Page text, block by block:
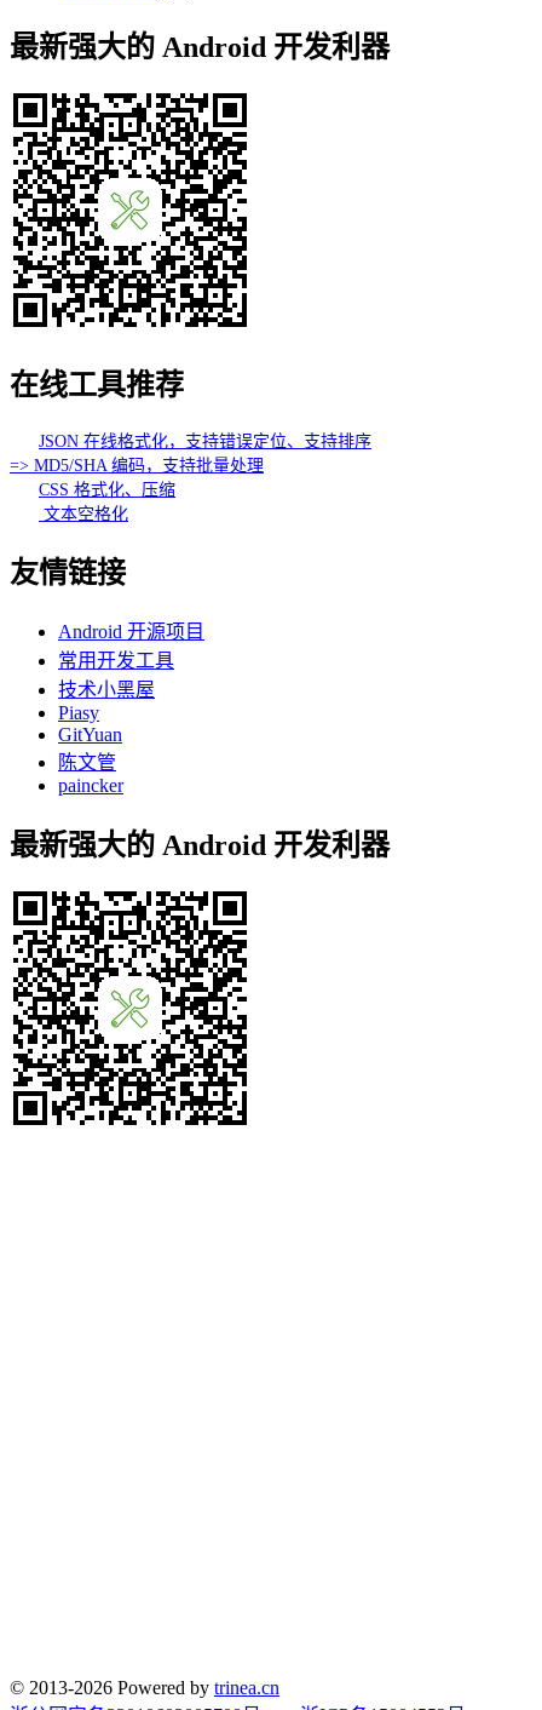
最新强大的 Android 开发利器
在线工具推荐
JSON 在线格式化，支持错误定位、支持排序
=> MD5/SHA 编码，支持批量处理
CSS 格式化、压缩
文本空格化
友情链接
Android 开源项目
常用开发工具
技术小黑屋
Piasy
GitYuan
陈文管
paincker
最新强大的 Android 开发利器
© 2013-2026 Powered by trinea.cn